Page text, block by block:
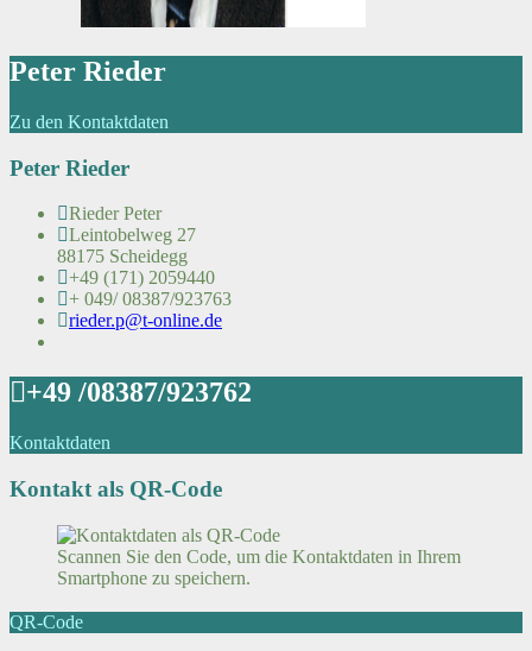
Peter Rieder
Zu den Kontaktdaten
Peter Rieder
Rieder Peter
Leintobelweg 27
88175 Scheidegg
+49 (171) 2059440
+ 049/ 08387/923763
rieder.p@t-online.de
+49 /08387/923762
Kontaktdaten
Kontakt als QR-Code
Scannen Sie den Code, um die Kontaktdaten in Ihrem
Smartphone zu speichern.
QR-Code